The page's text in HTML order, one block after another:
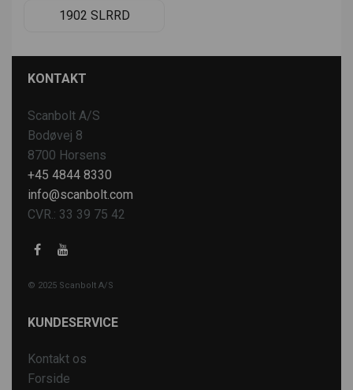
1902 SLRRD
KONTAKT
Scanbolt A/S
Bodøvej 8
8700 Horsens
+45 4844 8330
info@scanbolt.com
CVR.: 33 39 75 42
© 2025 Scanbolt A/S
KUNDESERVICE
Kontakt os
Forside